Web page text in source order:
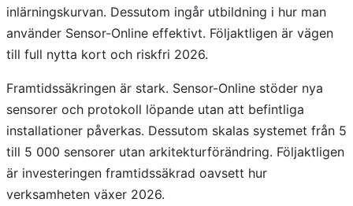
inlärningskurvan. Dessutom ingår utbildning i hur man
använder Sensor-Online effektivt. Följaktligen är vägen
till full nytta kort och riskfri 2026.
Framtidssäkringen är stark. Sensor-Online stöder nya
sensorer och protokoll löpande utan att befintliga
installationer påverkas. Dessutom skalas systemet från 5
till 5 000 sensorer utan arkitekturförändring. Följaktligen
är investeringen framtidssäkrad oavsett hur
verksamheten växer 2026.